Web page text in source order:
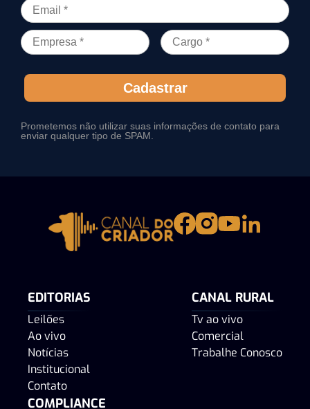
Cadastrar
Prometemos não utilizar suas informações de contato para
enviar qualquer tipo de SPAM.
EDITORIAS
Leilões
Ao vivo
Notícias
Institucional
Contato
CANAL RURAL
Tv ao vivo
Comercial
Trabalhe Conosco
COMPLIANCE